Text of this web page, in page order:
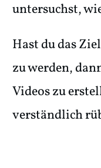
untersuchst,
Hast du das
zu werden,
Videos zu
verständlich